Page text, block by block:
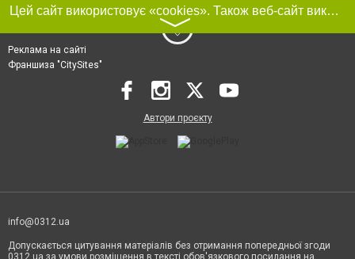
Цей сайт використовує «cookies». Також веб-сайт використовує інтернет-сервіс для збору технічних даних стосовно відвідувачів з метою отримання маркетингової та статистичної інформації. Умови обробки даних відвідувачів сайту див.
〉
Реклама на сайті
Франшиза "CitySites"
Автори проєкту
info@0312.ua
Допускається цитування матеріалів без отримання попередньої згоди
0312.ua за умови розміщення в тексті обов'язкового посилання на